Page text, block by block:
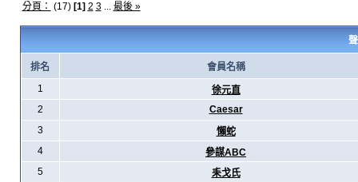
分頁： (17) [1] 2 3... 最後 »
排名
會員名稱
1
徐元直
2
Caesar
3
懶蛇
4
參謀ABC
5
耒戈氏